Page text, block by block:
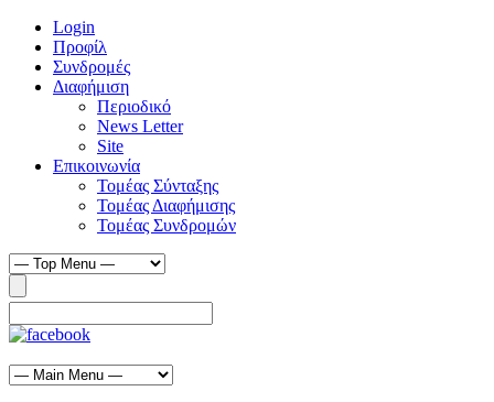
Login
Προφίλ
Συνδρομές
Διαφήμιση
Περιοδικό
News Letter
Site
Επικοινωνία
Τομέας Σύνταξης
Τομέας Διαφήμισης
Τομέας Συνδρομών